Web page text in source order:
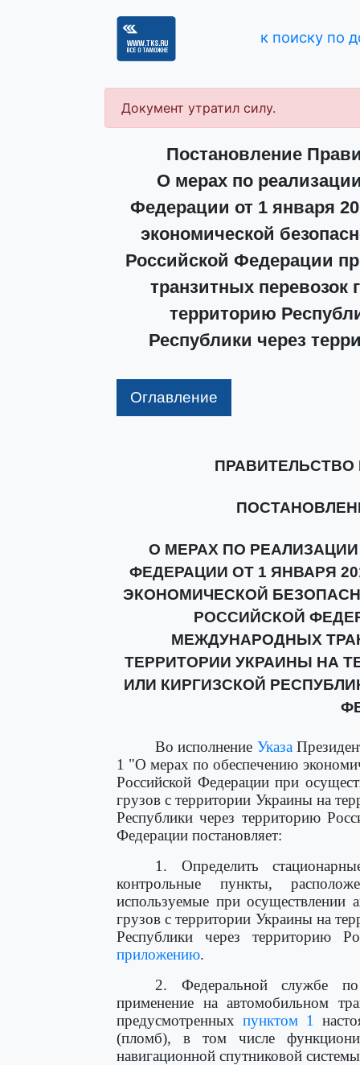
к поиску по
Документ утратил силу.
Постановление
О мерах по
Федерации от 1 января
экономической
Российской Федерации
транзитных перевозок
территорию
Республики через
Оглавление
О МЕРАХ ПО
ФЕДЕРАЦИИ ОТ 1 ЯНВАРЯ
ЭКОНОМИЧЕСКОЙ
РОССИЙСКОЙ
МЕЖДУНАРОДНЫХ
ТЕРРИТОРИИ УКРАИНЫ НА
ИЛИ КИРГИЗСКОЙ
Во исполнение Указа
1 "О мерах по обеспечению
Российской Федерации при
грузов с территории Украины на
Республики через территорию
Федерации постановляет:
1. Определить
контрольные пункты,
используемые при осуществлении
грузов с территории Украины на
Республики через территорию
приложению.
2. Федеральной службе
применение на автомобильном
предусмотренных пунктом 1
(пломб), в том числе
навигационной спутниковой